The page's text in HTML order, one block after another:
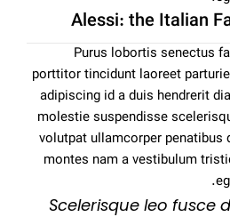
Purus lobortis senectus
porttitor tincidunt laoreet
adipiscing id a duis hendrerit
molestie suspendisse
volutpat ullamcorper
montes nam a vestibulum
Scelerisque leo fusce